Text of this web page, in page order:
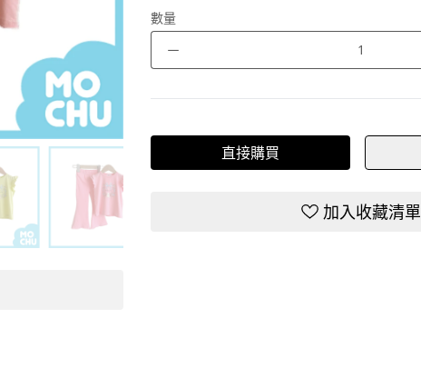
數量
－
直接購買
加入收藏清單